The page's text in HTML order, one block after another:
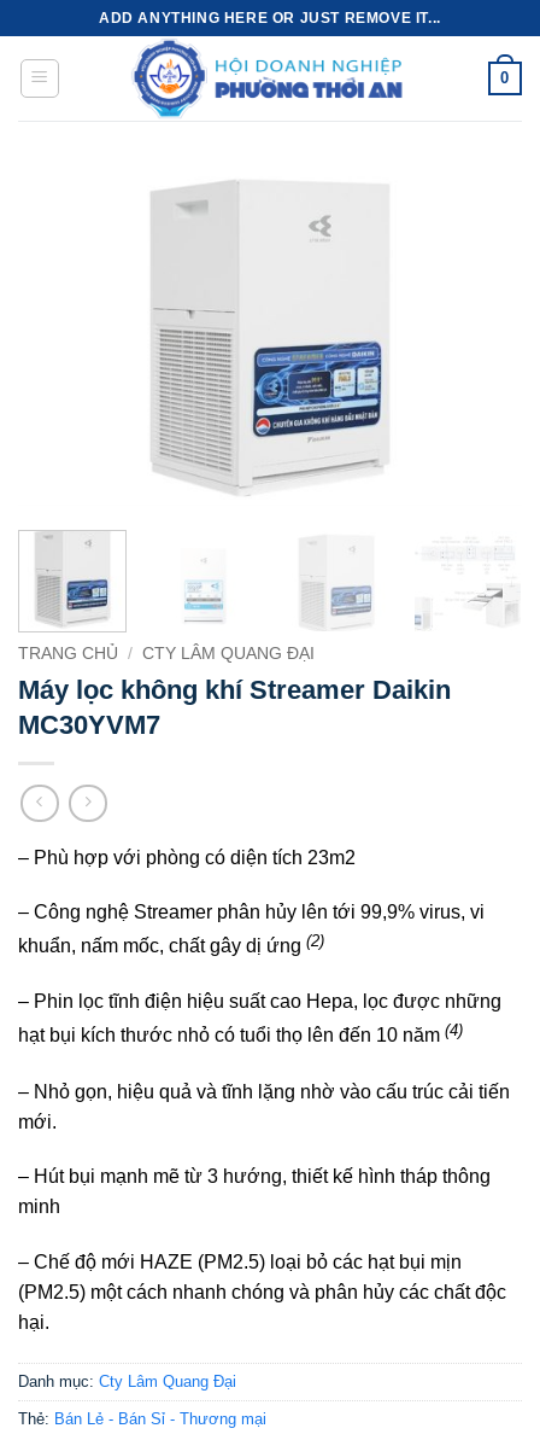
dung
ADD ANYTHING HERE OR JUST REMOVE IT...
0
TRANG CHỦ / CTY LÂM QUANG ĐẠI
Máy lọc không khí Streamer Daikin
MC30YVM7
– Phù hợp với phòng có diện tích 23m2
– Công nghệ Streamer phân hủy lên tới 99,9% virus, vi
khuẩn, nấm mốc, chất gây dị ứng (2)
– Phin lọc tĩnh điện hiệu suất cao Hepa, lọc được những
hạt bụi kích thước nhỏ có tuổi thọ lên đến 10 năm (4)
– Nhỏ gọn, hiệu quả và tĩnh lặng nhờ vào cấu trúc cải tiến
mới.
– Hút bụi mạnh mẽ từ 3 hướng, thiết kế hình tháp thông
minh
– Chế độ mới HAZE (PM2.5) loại bỏ các hạt bụi mịn
(PM2.5) một cách nhanh chóng và phân hủy các chất độc
hại.
Danh mục: Cty Lâm Quang Đại
Thẻ: Bán Lẻ - Bán Sỉ - Thương mại